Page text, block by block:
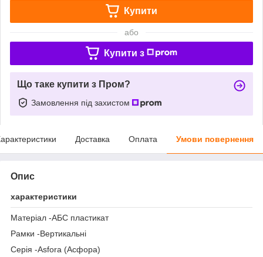
Купити
або
Купити з
Що таке купити з Пром?
Замовлення під захистом
Доставка Оплата Умови повернення
Опис
характеристики
Матеріал -АБС пластикат
Рамки -Вертикальні
Серія -Asfora (Асфора)